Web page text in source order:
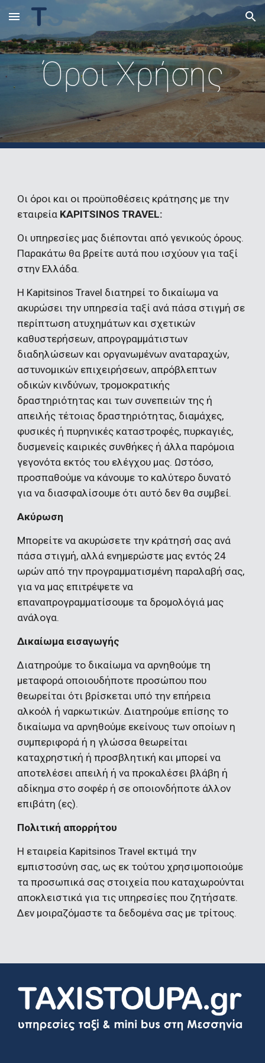
Skip to main content Skip to navigation
Όροι Χρήσης
Οι όροι και οι προϋποθέσεις κράτησης με την
εταιρεία KAPITSINOS TRAVEL:
Οι υπηρεσίες μας διέπονται από γενικούς όρους.
Παρακάτω θα βρείτε αυτά που ισχύουν για ταξί
στην Ελλάδα.
Η Kapitsinos Travel διατηρεί το δικαίωμα να
ακυρώσει την υπηρεσία ταξί ανά πάσα στιγμή σε
περίπτωση ατυχημάτων και σχετικών
καθυστερήσεων, απρογραμμάτιστων
διαδηλώσεων και οργανωμένων αναταραχών,
αστυνομικών επιχειρήσεων, απρόβλεπτων
οδικών κινδύνων, τρομοκρατικής
δραστηριότητας και των συνεπειών της ή
απειλής τέτοιας δραστηριότητας, διαμάχες,
φυσικές ή πυρηνικές καταστροφές, πυρκαγιές,
δυσμενείς καιρικές συνθήκες ή άλλα παρόμοια
γεγονότα εκτός του ελέγχου μας. Ωστόσο,
προσπαθούμε να κάνουμε το καλύτερο δυνατό
για να διασφαλίσουμε ότι αυτό δεν θα συμβεί.
Ακύρωση
Μπορείτε να ακυρώσετε την κράτησή σας ανά
πάσα στιγμή, αλλά ενημερώστε μας εντός 24
ωρών από την προγραμματισμένη παραλαβή σας,
για να μας επιτρέψετε να
επαναπρογραμματίσουμε τα δρομολόγιά μας
ανάλογα.
Δικαίωμα εισαγωγής
Διατηρούμε το δικαίωμα να αρνηθούμε τη
μεταφορά οποιουδήποτε προσώπου που
θεωρείται ότι βρίσκεται υπό την επήρεια
αλκοόλ ή ναρκωτικών. Διατηρούμε επίσης το
δικαίωμα να αρνηθούμε εκείνους των οποίων η
συμπεριφορά ή η γλώσσα θεωρείται
καταχρηστική ή προσβλητική και μπορεί να
αποτελέσει απειλή ή να προκαλέσει βλάβη ή
αδίκημα στο σοφέρ ή σε οποιονδήποτε άλλον
επιβάτη (ες).
Πολιτική απορρήτου
Η εταιρεία Kapitsinos Travel εκτιμά την
εμπιστοσύνη σας, ως εκ τούτου χρησιμοποιούμε
τα προσωπικά σας στοιχεία που καταχωρούνται
αποκλειστικά για τις υπηρεσίες που ζητήσατε.
Δεν μοιραζόμαστε τα δεδομένα σας με τρίτους.